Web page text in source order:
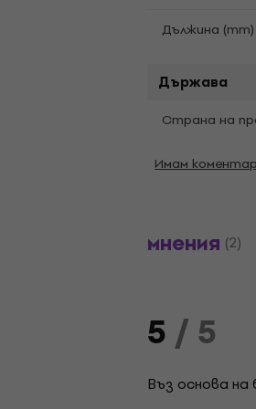
Дължина (mm)
Държава
Страна на
Имам
мнения (2)
5/ 5
Въз основа на